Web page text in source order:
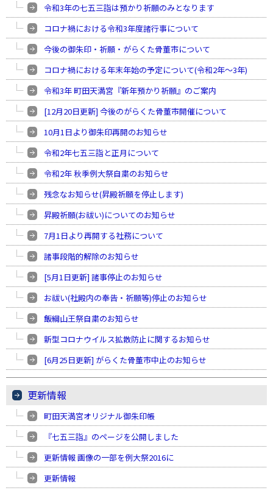
令和3年の七五三詣は預かり祈願のみとなります
コロナ禍における令和3年度諸行事について
今後の御朱印・祈願・がらくた骨董市について
コロナ禍における年末年始の予定について(令和2年〜3年)
令和3年 町田天満宮『新年預かり祈願』のご案内
[12月20日更新] 今後のがらくた骨董市開催について
10月1日より御朱印再開のお知らせ
令和2年七五三詣と正月について
令和2年 秋季例大祭自粛のお知らせ
残念なお知らせ(昇殿祈願を停止します)
昇殿祈願(お祓い)についてのお知らせ
7月1日より再開する社務について
諸事段階的解除のお知らせ
[5月1日更新] 諸事停止のお知らせ
お祓い(社殿内の奉告・祈願等)停止のお知らせ
飯綱山王祭自粛のお知らせ
新型コロナウイルス拡散防止に関するお知らせ
[6月25日更新] がらくた骨董市中止のお知らせ
更新情報
町田天満宮オリジナル御朱印帳
『七五三詣』のページを公開しました
更新情報 画像の一部を例大祭2016に
更新情報